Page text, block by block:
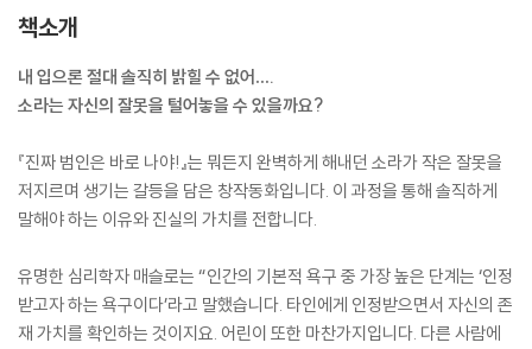
책소개
내 입으론 절대 솔직히 밝힐 수 없어….
소라는 자신의 잘못을 털어놓을 수 있을까요?
『진짜 범인은 바로 나야!』는 뭐든지 완벽하게 해내던 소라가 작은 잘못을
저지르며 생기는 갈등을 담은 창작동화입니다. 이 과정을 통해 솔직하게
말해야 하는 이유와 진실의 가치를 전합니다.
유명한 심리학자 매슬로는 “인간의 기본적 욕구 중 가장 높은 단계는 ‘인정
받고자 하는 욕구이다’라고 말했습니다. 타인에게 인정받으면서 자신의 존
재 가치를 확인하는 것이지요. 어린이 또한 마찬가지입니다. 다른 사람에